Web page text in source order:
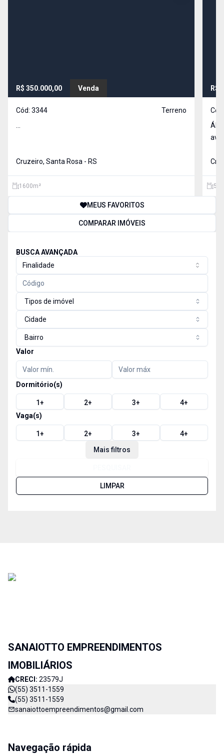
R$ 350.000,00 Venda
Cód: 3344
Terreno
Cruzeiro, Santa Rosa - RS
1600m²
R$
MEUS FAVORITOS
COMPARAR IMÓVEIS
BUSCA AVANÇADA
Finalidade
Tipos de imóvel
Cidade
Bairro
Valor
Dormitório(s)
1+ 2+ 3+ 4+
Vaga(s)
1+ 2+ 3+ 4+
Mais filtros
LIMPAR
SANAIOTTO EMPREENDIMENTOS
IMOBILIÁRIOS
CRECI: 23579J
(55) 3511-1559
(55) 3511-1559
sanaiottoempreendimentos@gmail.com
Navegação rápida